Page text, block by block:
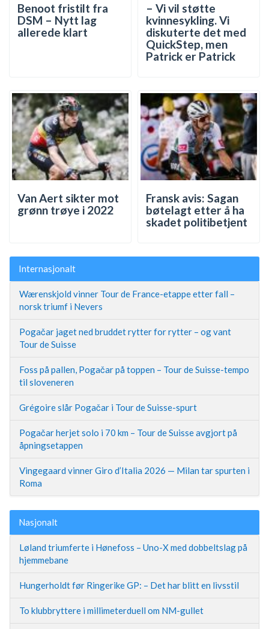
Benoot fristilt fra
DSM – Nytt lag
allerede klart
– Vi vil støtte
kvinnesykling. Vi
diskuterte det med
QuickStep, men
Patrick er Patrick
Van Aert sikter mot
grønn trøye i 2022
Fransk avis: Sagan
bøtelagt etter å ha
skadet politibetjent
Internasjonalt
Wærenskjold vinner Tour de France-etappe etter fall –
norsk triumf i Nevers
Pogačar jaget ned bruddet rytter for rytter – og vant
Tour de Suisse
Foss på pallen, Pogačar på toppen – Tour de Suisse-tempo
til sloveneren
Grégoire slår Pogačar i Tour de Suisse-spurt
Pogačar herjet solo i 70 km – Tour de Suisse avgjort på
åpningsetappen
Vingegaard vinner Giro d’Italia 2026 — Milan tar spurten i
Roma
Nasjonalt
Løland triumferte i Hønefoss – Uno-X med dobbeltslag på
hjemmebane
Hungerholdt før Ringerike GP: – Det har blitt en livsstil
To klubbryttere i millimeterduell om NM-gullet